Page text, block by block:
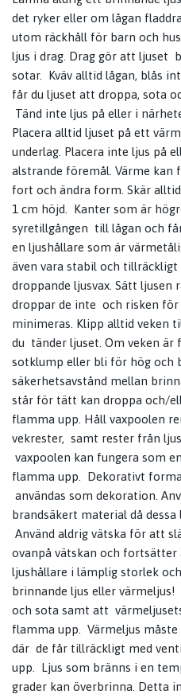
det ryker eller om lågan
utom räckhåll för barn och
ljus i drag. Drag gör att ljuset
sotar. Kväv alltid lågan, blås
får du ljuset att droppa, sota
Tänd inte ljus på eller i
Placera alltid ljuset på ett
underlag. Placera inte ljus på
alstrande föremål. Värme
fort och ändra form. Skär
1 cm höjd. Kanter som är
syretillgången till lågan och
en ljushållare som är
även vara stabil och
droppande ljusvax. Sätt
droppar de inte och risken
minimeras. Klipp alltid veken
du tänder ljuset. Om veken är
sotklump eller bli för hög och
säkerhetsavstånd mellan
står för tätt kan droppa och/
flamma upp. Håll vaxpoolen
vekrester, samt rester från
vaxpoolen kan fungera som
flamma upp. Dekorativt
användas som dekoration.
brandsäkert material då
Använd aldrig vätska för att
ovanpå vätskan och fortsätter
ljushållare i lämplig storlek
brinnande ljus eller
och sota samt att
flamma upp. Värmeljus
där de får tillräckligt med
upp. Ljus som bränns i en
grader kan överbrinna. Detta